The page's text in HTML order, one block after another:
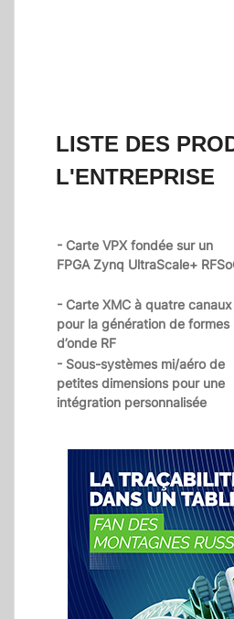
LISTE DES
L'ENTREPRISE
- Carte VPX fondée sur un
FPGA Zynq UltraScale+
- Carte XMC à quatre canaux
pour la génération de formes
d’onde RF
- Sous-systèmes mi/aéro de
petites dimensions pour une
intégration personnalisée